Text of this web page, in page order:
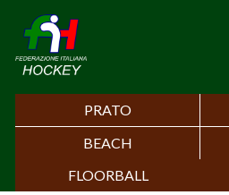
PRATO
BEACH
FLOORBALL